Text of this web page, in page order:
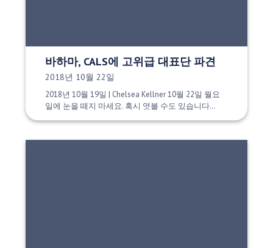
바하마, CALS에 고위급 대표단 파견
게시 날짜:
2018년 10월 22일
2018년 10월 19일 | Chelsea Kellner 10월 22일 월요
일에 눈을 떼지 마세요. 혹시 엿볼 수도 있습니다…